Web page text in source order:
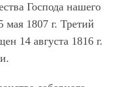
Господа нашего
1807 г. Третий
14 августа 1816 г.